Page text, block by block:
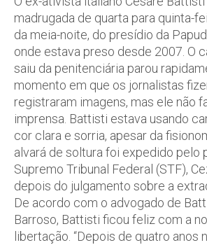
madrugada de quarta para quinta-
da meia-noite, do presídio da
onde estava preso desde 2007. O
saiu da penitenciária parou
momento em que os jornalistas
registraram imagens, mas ele não
imprensa. Battisti estava usando
cor clara e sorria, apesar da
alvará de soltura foi expedido pelo
Supremo Tribunal Federal (STF),
depois do julgamento sobre a
De acordo com o advogado de
Barroso, Battisti ficou feliz com a
libertação. “Depois de quatro anos